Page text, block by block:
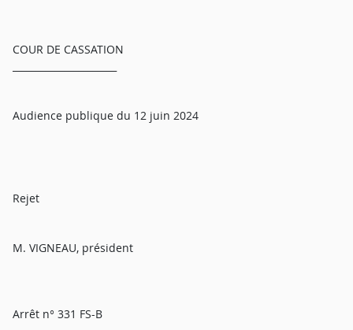
COUR DE CASSATION
Audience publique du 12 juin 2024
Rejet
M. VIGNEAU, président
Arrêt n° 331 FS-B